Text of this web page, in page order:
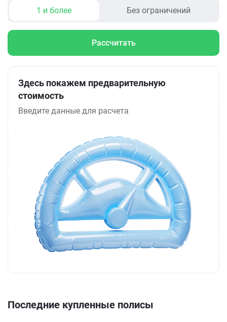
1 и более Без ограничений
Рассчитать
Здесь покажем предварительную
стоимость
Введите данные для расчета
Последние купленные полисы